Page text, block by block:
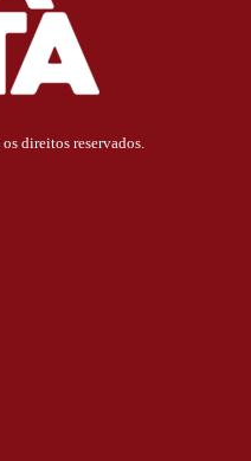
direitos reservados.